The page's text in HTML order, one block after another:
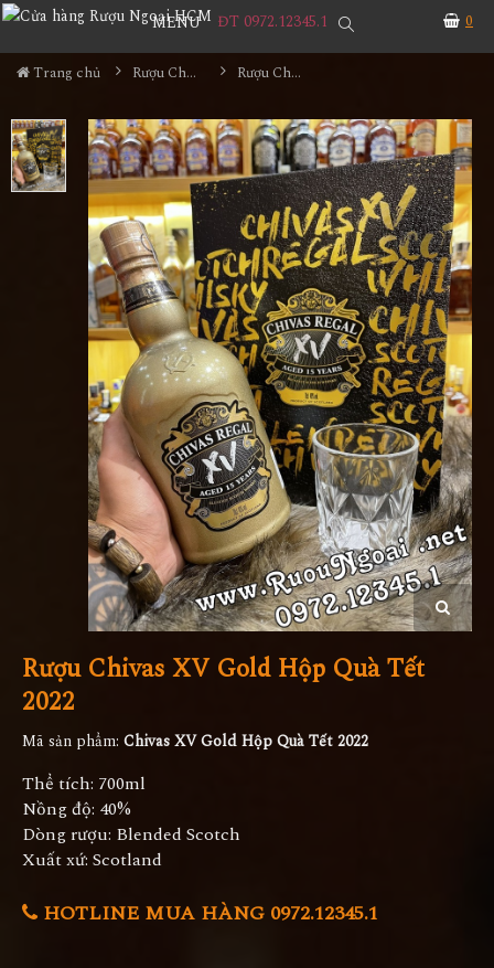
0
MENU ĐT 0972.12345.1
Trang chủ Rượu Chivas Rượu Chivas XV Gold Hộp Quà Tết 2022
Rượu Chivas XV Gold Hộp Quà Tết
2022
Mã sản phẩm: Chivas XV Gold Hộp Quà Tết 2022
Thể tích: 700ml
Nồng độ: 40%
Dòng rượu: Blended Scotch
Xuất xứ: Scotland
HOTLINE MUA HÀNG 0972.12345.1